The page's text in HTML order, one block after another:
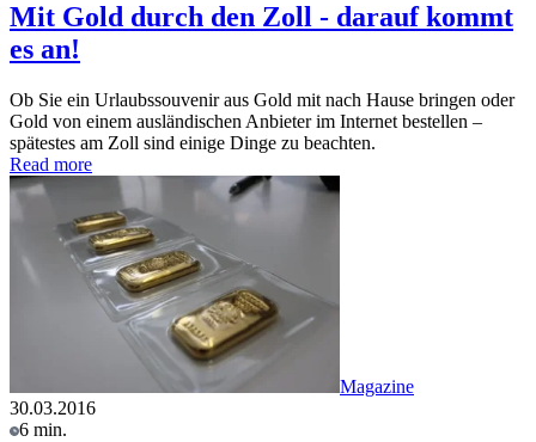
Mit Gold durch den Zoll - darauf kommt
es an!
Ob Sie ein Urlaubssouvenir aus Gold mit nach Hause bringen oder
Gold von einem ausländischen Anbieter im Internet bestellen –
spätestes am Zoll sind einige Dinge zu beachten.
Read more
Magazine
30.03.2016
6 min.